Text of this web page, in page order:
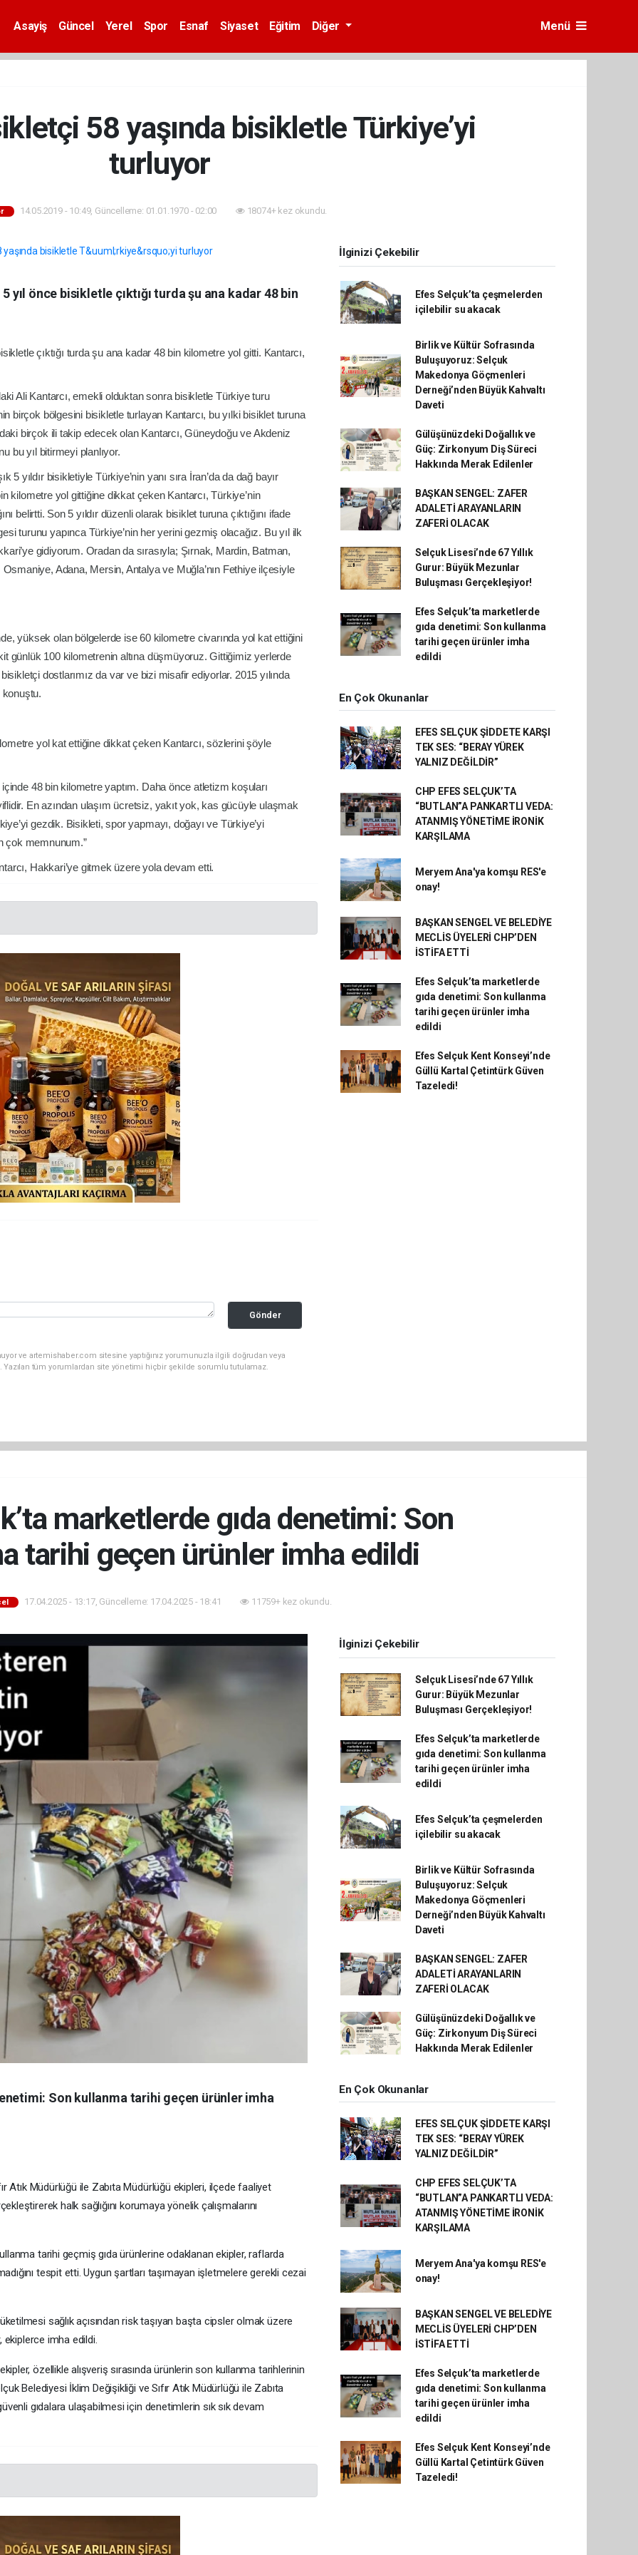
Asayiş Güncel Yerel Spor Esnaf Siyaset Eğitim Diğer Menü
58 yaşında bisikletle Türkiye’yi
turluyor
14.05.2019 - 10:49, Güncelleme: 01.01.1970 - 02:00 18074+ kez okundu.
yıl önce bisikletle çıktığı turda şu ana kadar 48 bin
çıktığı turda şu ana kadar 48 bin kilometre yol gitti. Kantarcı,
Ali Kantarcı, emekli olduktan sonra bisikletle Türkiye turu
birçok bölgesini bisikletle turlayan Kantarcı, bu yılki bisiklet turuna
birçok ili takip edecek olan Kantarcı, Güneydoğu ve Akdeniz
bu yıl bitirmeyi planlıyor.
5 yıldır bisikletiyle Türkiye’nin yanı sıra İran’da da dağ bayır
kilometre yol gittiğine dikkat çeken Kantarcı, Türkiye’nin
belirtti. Son 5 yıldır düzenli olarak bisiklet turuna çıktığını ifade
turunu yapınca Türkiye’nin her yerini gezmiş olacağız. Bu yıl ilk
gidiyorum. Oradan da sırasıyla; Şırnak, Mardin, Batman,
Adana, Mersin, Antalya ve Muğla’nın Fethiye ilçesiyle
yüksek olan bölgelerde ise 60 kilometre civarında yol kat ettiğini
günlük 100 kilometrenin altına düşmüyoruz. Gittiğimiz yerlerde
dostlarımız da var ve bizi misafir ediyorlar. 2015 yılında
konuştu.
yol kat ettiğine dikkat çeken Kantarcı, sözlerini şöyle
48 bin kilometre yaptım. Daha önce atletizm koşuları
En azından ulaşım ücretsiz, yakıt yok, kas gücüyle ulaşmak
gezdik. Bisikleti, spor yapmayı, doğayı ve Türkiye’yi
çok memnunum.”
Hakkari’ye gitmek üzere yola devam etti.
Gönder
ve artemishaber.com sitesine yaptığınız yorumunuzla ilgili doğrudan veya
Yazılan tüm yorumlardan site yönetimi hiçbir şekilde sorumlu tutulamaz.
İlginizi Çekebilir
Efes Selçuk’ta çeşmelerden
içilebilir su akacak
Birlik ve Kültür Sofrasında
Buluşuyoruz: Selçuk
Makedonya Göçmenleri
Derneği’nden Büyük Kahvaltı
Daveti
Gülüşünüzdeki Doğallık ve
Güç: Zirkonyum Diş Süreci
Hakkında Merak Edilenler
BAŞKAN SENGEL: ZAFER
ADALETİ ARAYANLARIN
ZAFERİ OLACAK
Selçuk Lisesi’nde 67 Yıllık
Gurur: Büyük Mezunlar
Buluşması Gerçekleşiyor!
Efes Selçuk’ta marketlerde
gıda denetimi: Son kullanma
tarihi geçen ürünler imha
edildi
En Çok Okunanlar
EFES SELÇUK ŞİDDETE KARŞI
TEK SES: “BERAY YÜREK
YALNIZ DEĞİLDİR”
CHP EFES SELÇUK’TA
“BUTLAN”A PANKARTLI VEDA:
ATANMIŞ YÖNETİME İRONİK
KARŞILAMA
Meryem Ana'ya komşu RES'e
onay!
BAŞKAN SENGEL VE BELEDİYE
MECLİS ÜYELERİ CHP’DEN
İSTİFA ETTİ
Efes Selçuk’ta marketlerde
gıda denetimi: Son kullanma
tarihi geçen ürünler imha
edildi
Efes Selçuk Kent Konseyi’nde
Güllü Kartal Çetintürk Güven
Tazeledi!
marketlerde gıda denetimi: Son
tarihi geçen ürünler imha edildi
17.04.2025 - 13:17, Güncelleme: 17.04.2025 - 18:41 11759+ kez okundu.
Son kullanma tarihi geçen ürünler imha
Atık Müdürlüğü ile Zabıta Müdürlüğü ekipleri, ilçede faaliyet
halk sağlığını korumaya yönelik çalışmalarını
tarihi geçmiş gıda ürünlerine odaklanan ekipler, raflarda
tespit etti. Uygun şartları taşımayan işletmelere gerekli cezai
sağlık açısından risk taşıyan başta cipsler olmak üzere
ekiplerce imha edildi.
özellikle alışveriş sırasında ürünlerin son kullanma tarihlerinin
Belediyesi İklim Değişikliği ve Sıfır Atık Müdürlüğü ile Zabıta
gıdalara ulaşabilmesi için denetimlerin sık sık devam
İlginizi Çekebilir
Selçuk Lisesi’nde 67 Yıllık
Gurur: Büyük Mezunlar
Buluşması Gerçekleşiyor!
Efes Selçuk’ta marketlerde
gıda denetimi: Son kullanma
tarihi geçen ürünler imha
edildi
Efes Selçuk’ta çeşmelerden
içilebilir su akacak
Birlik ve Kültür Sofrasında
Buluşuyoruz: Selçuk
Makedonya Göçmenleri
Derneği’nden Büyük Kahvaltı
Daveti
BAŞKAN SENGEL: ZAFER
ADALETİ ARAYANLARIN
ZAFERİ OLACAK
Gülüşünüzdeki Doğallık ve
Güç: Zirkonyum Diş Süreci
Hakkında Merak Edilenler
En Çok Okunanlar
EFES SELÇUK ŞİDDETE KARŞI
TEK SES: “BERAY YÜREK
YALNIZ DEĞİLDİR”
CHP EFES SELÇUK’TA
“BUTLAN”A PANKARTLI VEDA:
ATANMIŞ YÖNETİME İRONİK
KARŞILAMA
Meryem Ana'ya komşu RES'e
onay!
BAŞKAN SENGEL VE BELEDİYE
MECLİS ÜYELERİ CHP’DEN
İSTİFA ETTİ
Efes Selçuk’ta marketlerde
gıda denetimi: Son kullanma
tarihi geçen ürünler imha
edildi
Efes Selçuk Kent Konseyi’nde
Güllü Kartal Çetintürk Güven
Tazeledi!